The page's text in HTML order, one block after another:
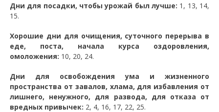
Дни для посадки, чтобы урожай был лучше: 1, 13, 14,
15.
Хорошие дни для очищения, суточного перерыва в
еде, поста, начала курса оздоровления,
омоложения: 10, 20, 24.
Дни для освобождения ума и жизненного
пространства от завалов, хлама, для избавления от
лишнего, ненужного, для развода, для отказа от
вредных привычек: 2, 4, 16, 17, 22, 25.